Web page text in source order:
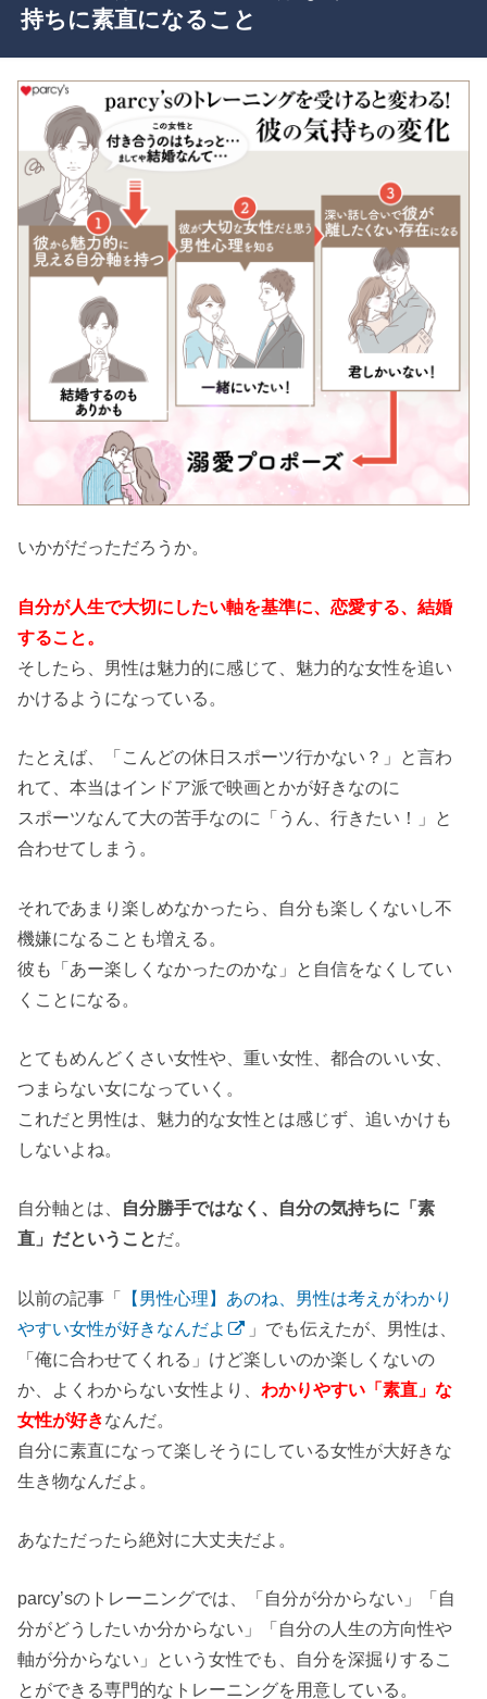
持ちに素直になること
いかがだっただろうか。
自分が人生で大切にしたい軸を基準に、恋愛する、結婚
すること。
そしたら、男性は魅力的に感じて、魅力的な女性を追い
かけるようになっている。
たとえば、「こんどの休日スポーツ行かない？」と言わ
れて、本当はインドア派で映画とかが好きなのに
スポーツなんて大の苦手なのに「うん、行きたい！」と
合わせてしまう。
それであまり楽しめなかったら、自分も楽しくないし不
機嫌になることも増える。
彼も「あー楽しくなかったのかな」と自信をなくしてい
くことになる。
とてもめんどくさい女性や、重い女性、都合のいい女、
つまらない女になっていく。
これだと男性は、魅力的な女性とは感じず、追いかけも
しないよね。
自分軸とは、 自分勝手ではなく、自分の気持ちに「素
直」だということだ。
以前の記事「 【男性心理】あのね、男性は考えがわかり
やすい女性が好きなんだよ
」でも伝えたが、男性は、
「俺に合わせてくれる」けど楽しいのか楽しくないの
か、よくわからない女性より、わかりやすい「素直」な
女性が好きなんだ。
自分に素直になって楽しそうにしている女性が大好きな
生き物なんだよ。
あなただったら絶対に大丈夫だよ。
parcy’sのトレーニングでは、「自分が分からない」「自
分がどうしたいか分からない」「自分の人生の方向性や
軸が分からない」という女性でも、自分を深掘りするこ
とができる専門的なトレーニングを用意している。